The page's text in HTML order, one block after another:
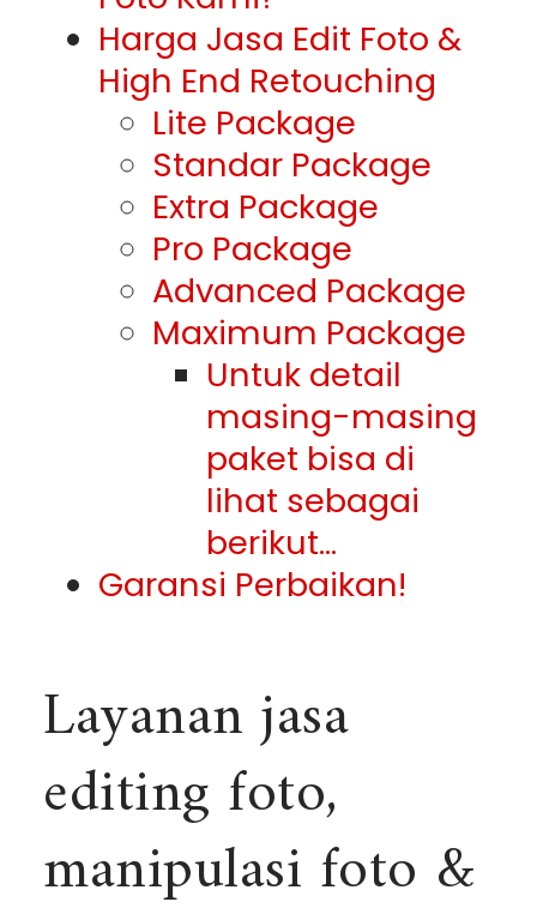
Harga Jasa Edit Foto &
High End Retouching
Lite Package
Standar Package
Extra Package
Pro Package
Advanced Package
Maximum Package
Untuk detail
masing-masing
paket bisa di
lihat sebagai
berikut…
Garansi Perbaikan!
Layanan jasa
editing foto,
manipulasi foto &